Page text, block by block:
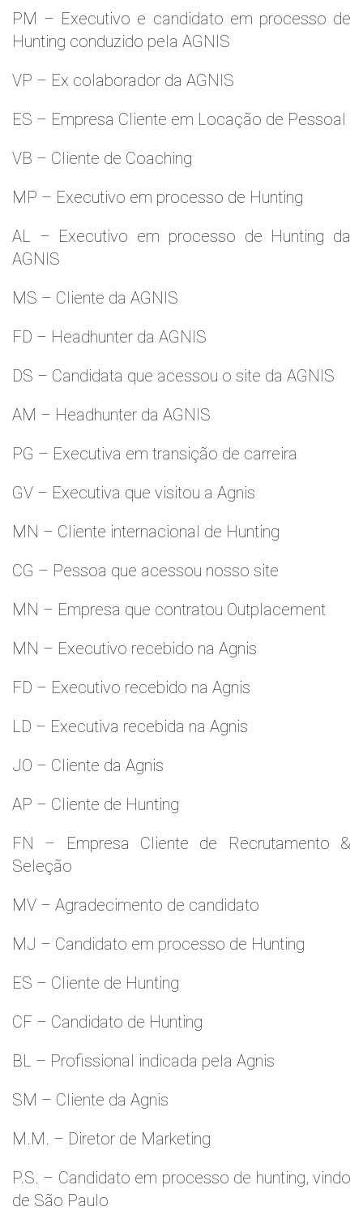
PM – Executivo e candidato em processo de
Hunting conduzido pela AGNIS
VP – Ex colaborador da AGNIS
ES – Empresa Cliente em Locação de Pessoal
VB – Cliente de Coaching
MP – Executivo em processo de Hunting
AL – Executivo em processo de Hunting da
AGNIS
MS – Cliente da AGNIS
FD – Headhunter da AGNIS
DS – Candidata que acessou o site da AGNIS
AM – Headhunter da AGNIS
PG – Executiva em transição de carreira
GV – Executiva que visitou a Agnis
MN – Cliente internacional de Hunting
CG – Pessoa que acessou nosso site
MN – Empresa que contratou Outplacement
MN – Executivo recebido na Agnis
FD – Executivo recebido na Agnis
LD – Executiva recebida na Agnis
JO – Cliente da Agnis
AP – Cliente de Hunting
FN – Empresa Cliente de Recrutamento &
Seleção
MV – Agradecimento de candidato
MJ – Candidato em processo de Hunting
ES – Cliente de Hunting
CF – Candidato de Hunting
BL – Profissional indicada pela Agnis
SM – Cliente da Agnis
M.M. – Diretor de Marketing
P.S. – Candidato em processo de hunting, vindo
de São Paulo